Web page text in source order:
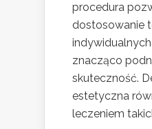
procedura
dostosowanie
znacząco
skuteczność.
estetyczna
leczeniem